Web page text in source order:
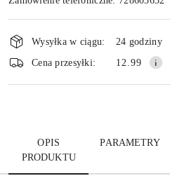
Wyślij
Dostępność
i
dostawa
Wysyłka w ciągu:
24 godziny
Cena przesyłki:
12.99
OPIS
PRODUKTU
PARAMETRY